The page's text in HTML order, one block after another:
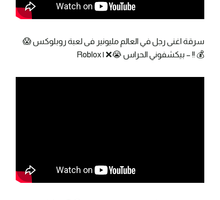
سرقة اغنى رجل في العالم مليونير فى لعبة روبلوكس 😱
💰 !! – بيكشفوني الحراس 😭❌ | Roblox